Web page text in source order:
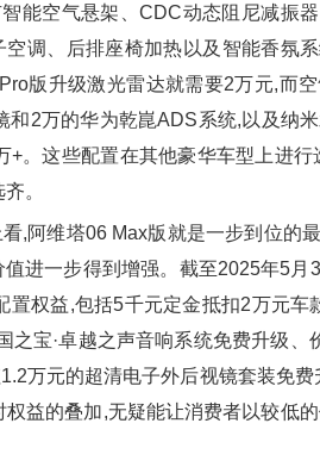
能空气悬架、CDC动态阻尼减振
调、后排座椅加热以及智能香氛
版升级激光雷达就需要2万元,而
和2万的华为乾崑ADS系统,以及纳
+。这些配置在其他豪华车型上进
。
维塔06 Max版就是一步到位的最
进一步得到增强。截至2025年5月
置权益,包括5千元定金抵扣2万元车
之宝·卓越之声音响系统免费升级、
万元的超清电子外后视镜套装免
益的叠加,无疑能让消费者以较低